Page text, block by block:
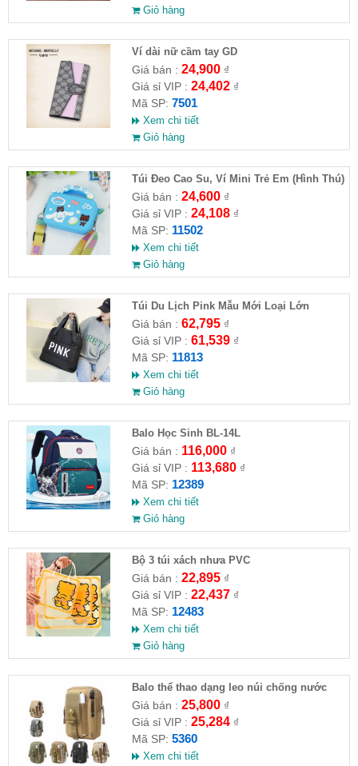
Giỏ hàng
Ví dài nữ cầm tay GD
Giá bán : 24,900₫
Giá sỉ VIP : 24,402₫
Mã SP: 7501
Xem chi tiết
Giỏ hàng
Túi Đeo Cao Su, Ví Mini Trẻ Em (Hình Thú)
Giá bán : 24,600₫
Giá sỉ VIP : 24,108₫
Mã SP: 11502
Xem chi tiết
Giỏ hàng
Túi Du Lịch Pink Mẫu Mới Loại Lớn
Giá bán : 62,795₫
Giá sỉ VIP : 61,539₫
Mã SP: 11813
Xem chi tiết
Giỏ hàng
Balo Học Sinh BL-14L
Giá bán : 116,000₫
Giá sỉ VIP : 113,680₫
Mã SP: 12389
Xem chi tiết
Giỏ hàng
Bộ 3 túi xách nhưa PVC
Giá bán : 22,895₫
Giá sỉ VIP : 22,437₫
Mã SP: 12483
Xem chi tiết
Giỏ hàng
Balo thể thao dạng leo núi chống nước
Giá bán : 25,800₫
Giá sỉ VIP : 25,284₫
Mã SP: 5360
Xem chi tiết